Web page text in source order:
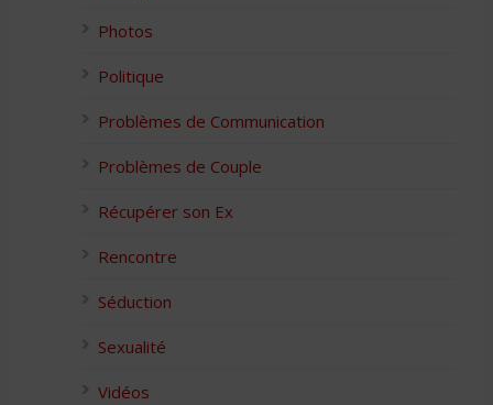
Photos
Politique
Problèmes de Communication
Problèmes de Couple
Récupérer son Ex
Rencontre
Séduction
Sexualité
Vidéos